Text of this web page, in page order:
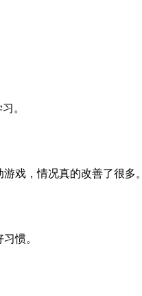
。
戏，情况真的改善了很多。
惯。